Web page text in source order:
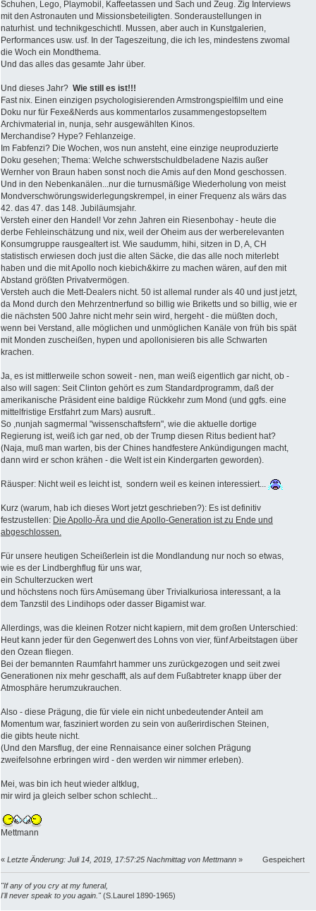
Schuhen, Lego, Playmobil, Kaffeetassen und Sach und Zeug. Zig Interviews
mit den Astronauten und Missionsbeteiligten. Sonderaustellungen in
naturhist. und technikgeschichtl. Mussen, aber auch in Kunstgalerien,
Performances usw. usf. In der Tageszeitung, die ich les, mindestens zwomal
die Woch ein Mondthema.
Und das alles das gesamte Jahr über.
Und dieses Jahr? Wie still es ist!!!
Fast nix. Einen einzigen psychologisierenden Armstrongspielfilm und eine
Doku nur für Fexe&Nerds aus kommentarlos zusammengestopseltem
Archivmaterial in, nunja, sehr ausgewählten Kinos.
Merchandise? Hype? Fehlanzeige.
Im Fabfenzi? Die Wochen, wos nun ansteht, eine einzige neuproduzierte
Doku gesehen; Thema: Welche schwerstschuldbeladene Nazis außer
Wernher von Braun haben sonst noch die Amis auf den Mond geschossen.
Und in den Nebenkanälen...nur die turnusmäßige Wiederholung von meist
Mondverschwörungswiderlegungskrempel, in einer Frequenz als wärs das
42. das 47. das 148. Jubiläumsjahr.
Versteh einer den Handel! Vor zehn Jahren ein Riesenbohay - heute die
derbe Fehleinschätzung und nix, weil der Oheim aus der werberelevanten
Konsumgruppe rausgealtert ist. Wie saudumm, hihi, sitzen in D, A, CH
statistisch erwiesen doch just die alten Säcke, die das alle noch miterlebt
haben und die mit Apollo noch kiebich&kirre zu machen wären, auf den mit
Abstand größten Privatvermögen.
Versteh auch die Mett-Dealers nicht. 50 ist allemal runder als 40 und just jetzt,
da Mond durch den Mehrzentnerfund so billig wie Briketts und so billig, wie er
die nächsten 500 Jahre nicht mehr sein wird, hergeht - die müßten doch,
wenn bei Verstand, alle möglichen und unmöglichen Kanäle von früh bis spät
mit Monden zuscheißen, hypen und apollonisieren bis alle Schwarten
krachen.
Ja, es ist mittlerweile schon soweit - nen, man weiß eigentlich gar nicht, ob -
also will sagen: Seit Clinton gehört es zum Standardprogramm, daß der
amerikanische Präsident eine baldige Rückkehr zum Mond (und ggfs. eine
mittelfristige Erstfahrt zum Mars) ausruft..
So ,nunjah sagmermal "wissenschaftsfern", wie die aktuelle dortige
Regierung ist, weiß ich gar ned, ob der Trump diesen Ritus bedient hat?
(Naja, muß man warten, bis der Chines handfestere Ankündigungen macht,
dann wird er schon krähen - die Welt ist ein Kindergarten geworden).
Räusper: Nicht weil es leicht ist, sondern weil es keinen interessiert...
Kurz (warum, hab ich dieses Wort jetzt geschrieben?): Es ist definitiv
festzustellen: Die Apollo-Ära und die Apollo-Generation ist zu Ende und
abgeschlossen.
Für unsere heutigen Scheißerlein ist die Mondlandung nur noch so etwas,
wie es der Lindberghflug für uns war,
ein Schulterzucken wert
und höchstens noch fürs Amüsemang über Trivialkuriosa interessant, a la
dem Tanzstil des Lindihops oder dasser Bigamist war.
Allerdings, was die kleinen Rotzer nicht kapiern, mit dem großen Unterschied:
Heut kann jeder für den Gegenwert des Lohns von vier, fünf Arbeitstagen über
den Ozean fliegen.
Bei der bemannten Raumfahrt hammer uns zurückgezogen und seit zwei
Generationen nix mehr geschafft, als auf dem Fußabtreter knapp über der
Atmosphäre herumzukrauchen.
Also - diese Prägung, die für viele ein nicht unbedeutender Anteil am
Momentum war, fasziniert worden zu sein von außerirdischen Steinen,
die gibts heute nicht.
(Und den Marsflug, der eine Rennaisance einer solchen Prägung
zweifelsohne erbringen wird - den werden wir nimmer erleben).
Mei, was bin ich heut wieder altklug,
mir wird ja gleich selber schon schlecht...
Mettmann
« Letzte Änderung: Juli 14, 2019, 17:57:25 Nachmittag von Mettmann » Gespeichert
"If any of you cry at my funeral,
I'll never speak to you again."(S.Laurel 1890-1965)